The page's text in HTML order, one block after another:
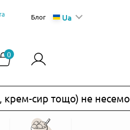
0
Блог Ua
сир тощо) не несемо.